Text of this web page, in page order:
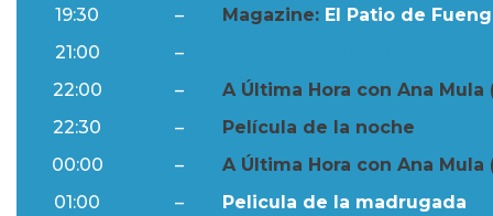
19:30
– Magazine: El Patio de
21:00
–
22:00
–
A Última Hora con Ana Mula
22:30
–
Película de la noche
00:00
–
A Última Hora con Ana Mula
01:00
–
Pelicula de la madrugada